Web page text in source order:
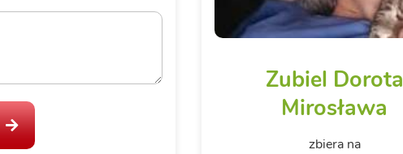
Zubiel Dorota
Mirosława
zbiera na